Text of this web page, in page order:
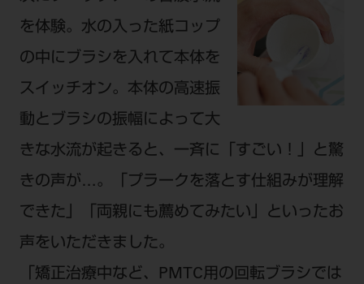
を体験。水の入った紙コップ
の中にブラシを入れて本体を
スイッチオン。本体の高速振
動とブラシの振幅によって大
きな水流が起きると、一斉に「すごい！」と驚
きの声が…。「プラークを落とす仕組みが理解
できた」「両親にも薦めてみたい」といったお
声をいただきました。
「矯正治療中など、PMTC用の回転ブラシでは